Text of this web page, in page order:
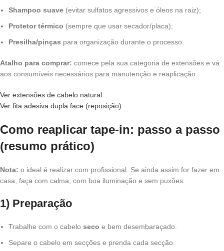
Shampoo suave (evitar sulfatos agressivos e óleos na raiz);
Protetor térmico (sempre que usar secador/placa);
Presilha/pinças para organização durante o processo.
Atalho para comprar: comece pela sua categoria de extensões e vá
aos consumíveis necessários para manutenção e reaplicação.
Ver extensões de cabelo natural
Ver fita adesiva dupla face (reposição)
Como reaplicar tape-in: passo a passo
(resumo prático)
Nota: o ideal é realizar com profissional. Se ainda assim for fazer em
casa, faça com calma, com boa iluminação e sem puxões.
1) Preparação
Trabalhe com o cabelo seco e bem desembaraçado.
Separe o cabelo em secções e prenda cada secção.